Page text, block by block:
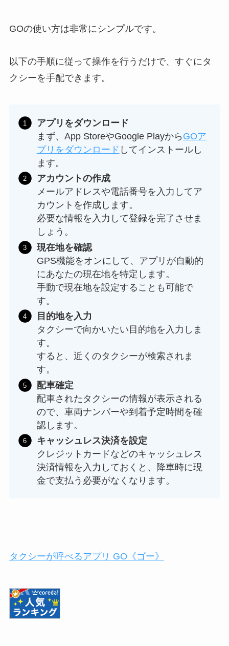
GOの使い方は非常にシンプルです。
以下の手順に従って操作を行うだけで、すぐにタ
クシーを手配できます。
アプリをダウンロード
まず、App StoreやGoogle Playから GOア
プリをダウンロード してインストールし
ます。
アカウントの作成
メールアドレスや電話番号を入力してア
カウントを作成します。
必要な情報を入力して登録を完了させま
しょう。
現在地を確認
GPS機能をオンにして、アプリが自動的
にあなたの現在地を特定します。
手動で現在地を設定することも可能で
す。
目的地を入力
タクシーで向かいたい目的地を入力しま
す。
すると、近くのタクシーが検索されま
す。
配車確定
配車されたタクシーの情報が表示される
ので、車両ナンバーや到着予定時間を確
認します。
キャッシュレス決済を設定
クレジットカードなどのキャッシュレス
決済情報を入力しておくと、降車時に現
金で支払う必要がなくなります。
タクシーが呼べるアプリ GO《ゴー》